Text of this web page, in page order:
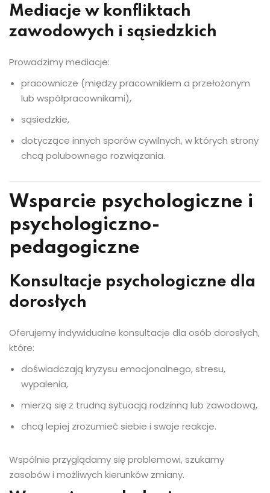
Mediacje w konfliktach
zawodowych i sąsiedzkich
Prowadzimy mediacje:
pracownicze (między pracownikiem a przełożonym
lub współpracownikami),
sąsiedzkie,
dotyczące innych sporów cywilnych, w których strony
chcą polubownego rozwiązania.
Wsparcie psychologiczne i
psychologiczno-
pedagogiczne
Konsultacje psychologiczne dla
dorosłych
Oferujemy indywidualne konsultacje dla osób dorosłych,
które:
doświadczają kryzysu emocjonalnego, stresu,
wypalenia,
mierzą się z trudną sytuacją rodzinną lub zawodową,
chcą lepiej zrozumieć siebie i swoje reakcje.
Wspólnie przyglądamy się problemowi, szukamy
zasobów i możliwych kierunków zmiany.